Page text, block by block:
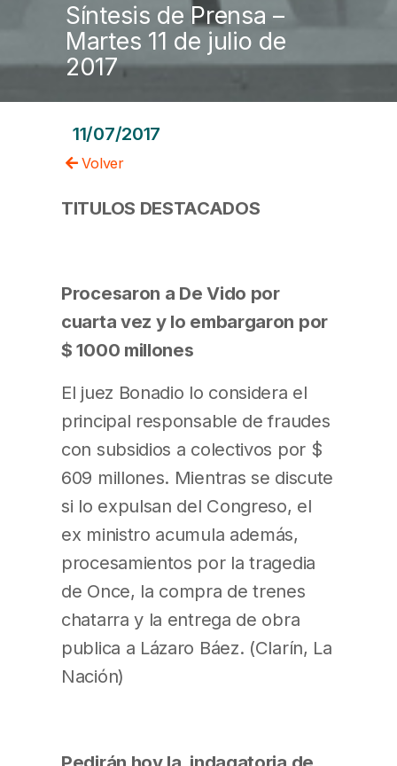
Síntesis de Prensa –
Martes 11 de julio de
2017
11/07/2017
Volver
TITULOS DESTACADOS
Procesaron a De Vido por
cuarta vez y lo embargaron por
$ 1000 millones
El juez Bonadio lo considera el
principal responsable de fraudes
con subsidios a colectivos por $
609 millones. Mientras se discute
si lo expulsan del Congreso, el
ex ministro acumula además,
procesamientos por la tragedia
de Once, la compra de trenes
chatarra y la entrega de obra
publica a Lázaro Báez. (Clarín, La
Nación)